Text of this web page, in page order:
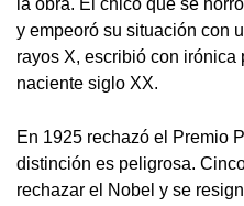
la obra. El chico que se
y empeoró su situación con
rayos X, escribió con irónica
naciente siglo XX.
En 1925 rechazó el Premio
distinción es peligrosa.
rechazar el Nobel y se